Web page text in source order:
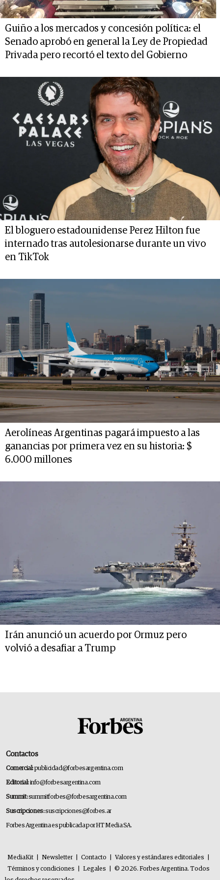
Guiño a los mercados y concesión política: el
Senado aprobó en general la Ley de Propiedad
Privada pero recortó el texto del Gobierno
El bloguero estadounidense Perez Hilton fue
internado tras autolesionarse durante un vivo
en TikTok
Aerolíneas Argentinas pagará impuesto a las
ganancias por primera vez en su historia: $
6.000 millones
Irán anunció un acuerdo por Ormuz pero
volvió a desafiar a Trump
Contactos
Comercial:publicidad@forbesargentina.com
Editorial:info@forbesargentina.com
Summit:summitforbes@forbesargentina.com
Suscripciones:suscripciones@forbes.ar
Forbes Argentina es publicada por HT Media SA.
MediaKit Newsletter Contacto Valores y estándares editoriales
Términos y condiciones
Legales
© 2026. Forbes Argentina. Todos